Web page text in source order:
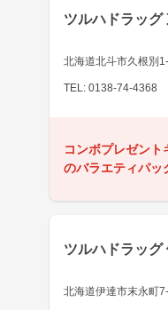
ツルハドラッグ
北海道北斗市久根別
TEL: 0138-74-4368
コンボプレゼン
のバラエティパッ
ツルハドラッグ
北海道伊達市末永町